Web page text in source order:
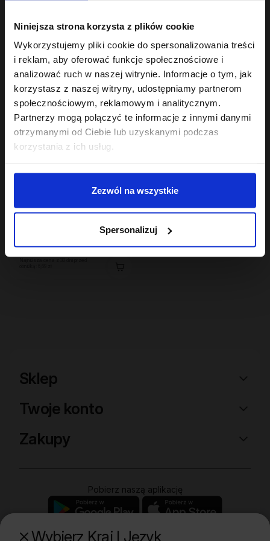
Niniejsza strona korzysta z plików cookie
Wykorzystujemy pliki cookie do spersonalizowania treści
i reklam, aby oferować funkcje społecznościowe i
analizować ruch w naszej witrynie. Informacje o tym, jak
korzystasz z naszej witryny, udostępniamy partnerom
społecznościowym, reklamowym i analitycznym.
Partnerzy mogą połączyć te informacje z innymi danymi
otrzymanymi od Ciebie lub uzyskanymi podczas
korzystania z ich usług.
Zezwól na wszystkie
Spersonalizuj
Wybierz Kraj I Język
Hair In Balance By ONLYBIO
Maska do laminacji
włosów 200ml
22,49 zł
Najniższa cena z 30 dni przed
obniżką: 22,49 zł
Hair In Balance By ONLYBIO
kolor włosów 400ml
10,49 zł
Najniższa cena z 30 dni przed
obniżką:6,29 zł
niskoporowatych 400
ml
11,49 zł
OUTLET
Sklep
Twoje konto
Zakupy
Pobierz naszą aplikację